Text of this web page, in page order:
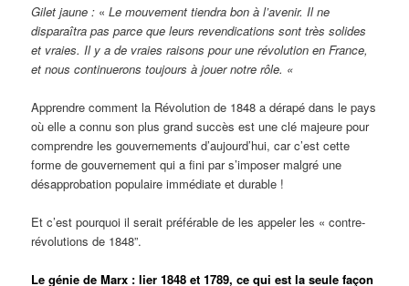
Gilet jaune : «Le mouvement tiendra bon à l’avenir. Il ne
disparaîtra pas parce que leurs revendications sont très solides
et vraies. Il y a de vraies raisons pour une révolution en France,
et nous continuerons toujours à jouer notre rôle. «
Apprendre comment la Révolution de 1848 a dérapé dans le pays
où elle a connu son plus grand succès est une clé majeure pour
comprendre les gouvernements d’aujourd’hui, car c’est cette
forme de gouvernement qui a fini par s’imposer malgré une
désapprobation populaire immédiate et durable !
Et c’est pourquoi il serait préférable de les appeler les « contre-
révolutions de 1848”.
Le génie de Marx : lier 1848 et 1789, ce qui est la seule façon